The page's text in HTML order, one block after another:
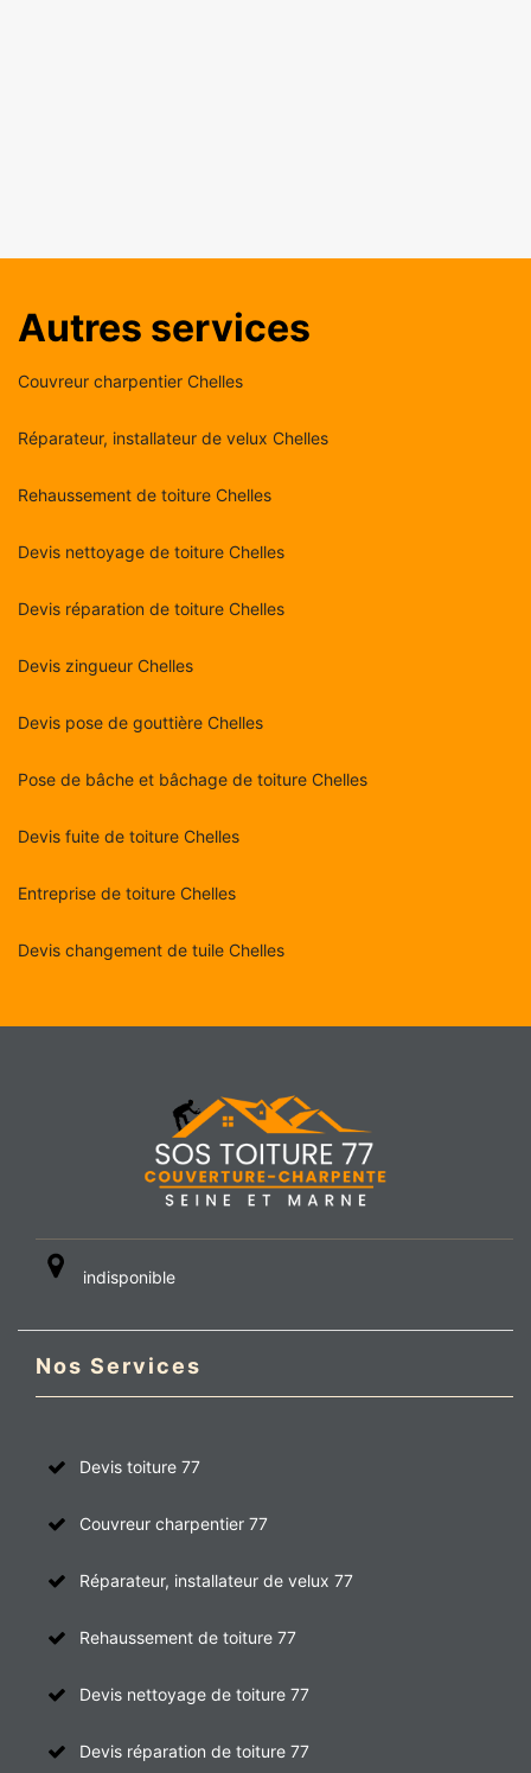
Autres services
Couvreur charpentier Chelles
Réparateur, installateur de velux Chelles
Rehaussement de toiture Chelles
Devis nettoyage de toiture Chelles
Devis réparation de toiture Chelles
Devis zingueur Chelles
Devis pose de gouttière Chelles
Pose de bâche et bâchage de toiture Chelles
Devis fuite de toiture Chelles
Entreprise de toiture Chelles
Devis changement de tuile Chelles
indisponible
Nos Services
Devis toiture 77
Couvreur charpentier 77
Réparateur, installateur de velux 77
Rehaussement de toiture 77
Devis nettoyage de toiture 77
Devis réparation de toiture 77